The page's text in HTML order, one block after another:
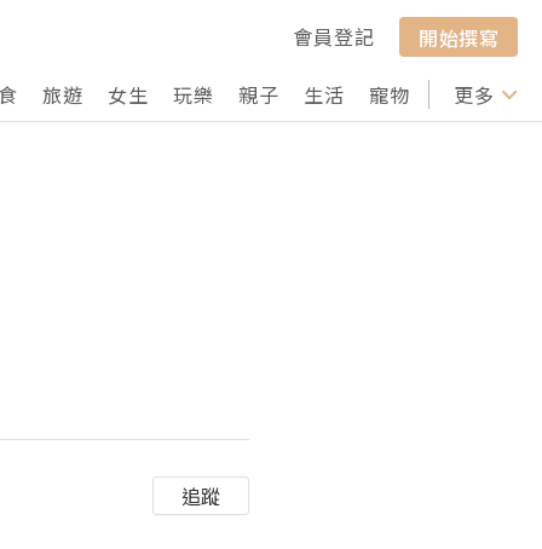
會員登記
開始撰寫
旅遊 女生 玩樂 親子 生活 寵物 行山 打卡
更多
追蹤